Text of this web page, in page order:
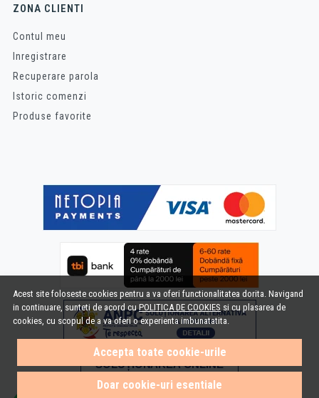
Acest site foloseste cookies pentru a va oferi functionalitatea dorita. Navigand
in continuare, sunteti de acord cuPOLITICA DE COOKIES si cu plasarea de
cookies, cu scopul de a va oferi o experienta imbunatatita.
Accepta toate cookie-urile
Doar cookie-uri esentiale
ZONA CLIENTI
Contul meu
Inregistrare
Recuperare parola
Istoric comenzi
Produse favorite